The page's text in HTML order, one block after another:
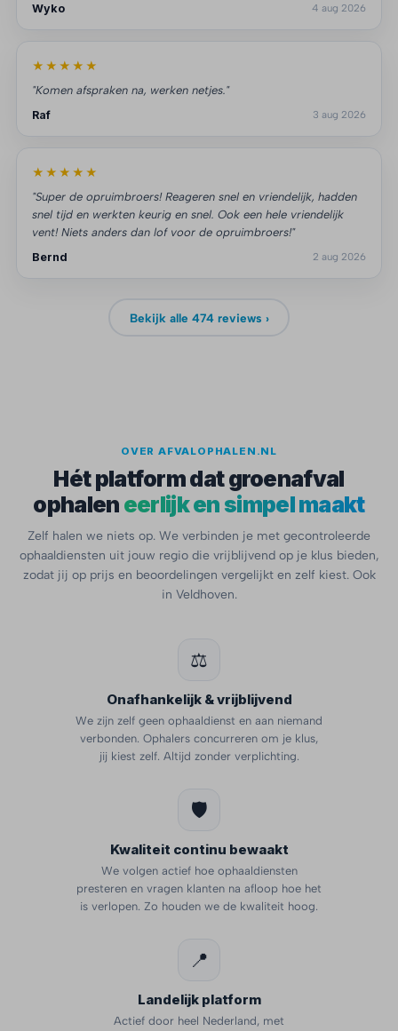
Wyko
4 aug 2026
★★★★★
"Komen afspraken na, werken netjes."
Raf
3 aug 2026
★★★★★
"Super de opruimbroers! Reageren snel en vriendelijk, hadden
snel tijd en werkten keurig en snel. Ook een hele vriendelijk
vent! Niets anders dan lof voor de opruimbroers!"
Bernd
2 aug 2026
Bekijk alle 474 reviews ›
OVER AFVALOPHALEN.NL
Hét platform dat groenafval
ophalen eerlijk en simpel maakt
Zelf halen we niets op. We verbinden je met gecontroleerde
ophaaldiensten uit jouw regio die vrijblijvend op je klus bieden,
zodat jij op prijs en beoordelingen vergelijkt en zelf kiest. Ook
in Veldhoven.
⚖️
Onafhankelijk & vrijblijvend
We zijn zelf geen ophaaldienst en aan niemand
verbonden. Ophalers concurreren om je klus,
jij kiest zelf. Altijd zonder verplichting.
🛡️
Kwaliteit continu bewaakt
We volgen actief hoe ophaaldiensten
presteren en vragen klanten na afloop hoe het
is verlopen. Zo houden we de kwaliteit hoog.
📍
Landelijk platform
Actief door heel Nederland, met